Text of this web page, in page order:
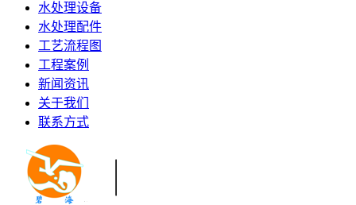
水处理设备
水处理配件
工艺流程图
工程案例
新闻资讯
关于我们
联系方式